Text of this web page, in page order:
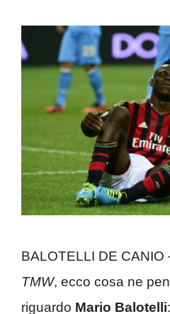
BALOTELLI DE CANIO
TMW, ecco cosa ne
riguardo Mario Balotelli